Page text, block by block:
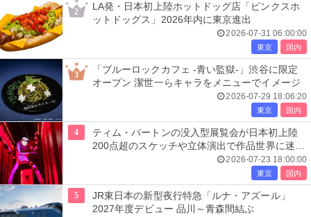
2
LA発・日本初上陸ホットドッグ店「ピンクスホ
ットドッグス」2026年内に東京進出
2026-07-31 06:00:00
東京 国内
3
「ブルーロックカフェ -青い監獄-」渋谷に限定
オープン 潔世一らキャラをメニューでイメージ
2026-07-29 18:06:20
東京 国内
4
ティム・バートンの没入型展覧会が日本初上陸
200点超のスケッチや立体演出で作品世界に迷い
2026-07-23 18:00:00
東京 国内
5
JR東日本の新型夜行特急「ルナ・アズール」
2027年度デビュー 品川～青森間結ぶ